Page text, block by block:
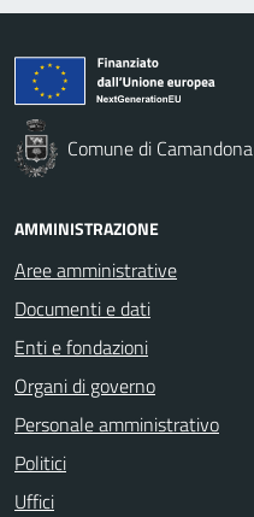
Comune di Camandona
AMMINISTRAZIONE
Aree amministrative
Documenti e dati
Enti e fondazioni
Organi di governo
Personale amministrativo
Politici
Uffici